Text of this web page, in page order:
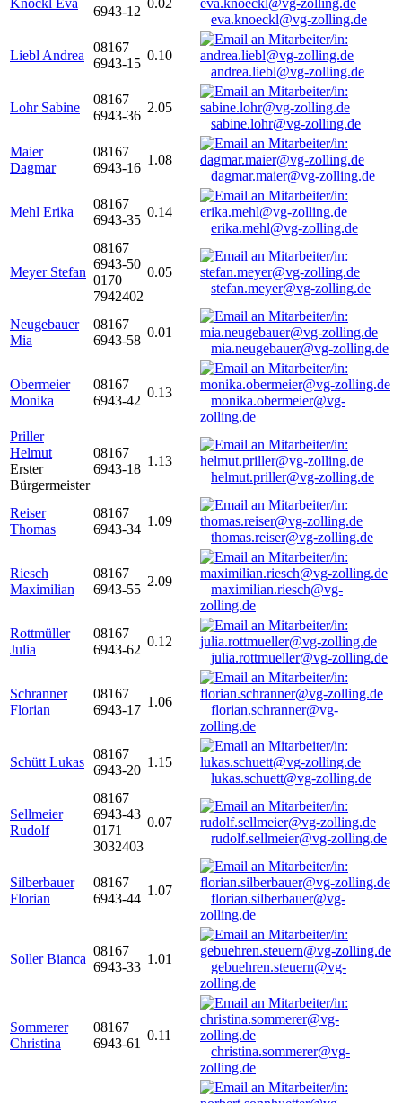
Knöckl Eva
6943-12
0.02
eva.knoeckl@vg-zolling.de
Liebl Andrea
08167
6943-15
0.10
andrea.liebl@vg-zolling.de
Lohr Sabine
08167
6943-36
2.05
sabine.lohr@vg-zolling.de
Maier
Dagmar
08167
6943-16
1.08
dagmar.maier@vg-zolling.de
Mehl Erika
08167
6943-35
0.14
erika.mehl@vg-zolling.de
Meyer Stefan
08167
6943-50
0170
7942402
0.05
stefan.meyer@vg-zolling.de
Neugebauer
Mia
08167
6943-58
0.01
mia.neugebauer@vg-zolling.de
Obermeier
Monika
08167
6943-42
0.13
monika.obermeier@vg-
zolling.de
Priller
Helmut
Erster
Bürgermeister
08167
6943-18
1.13
helmut.priller@vg-zolling.de
Reiser
Thomas
08167
6943-34
1.09
thomas.reiser@vg-zolling.de
Riesch
Maximilian
08167
6943-55
2.09
maximilian.riesch@vg-
zolling.de
Rottmüller
Julia
08167
6943-62
0.12
julia.rottmueller@vg-zolling.de
Schranner
Florian
08167
6943-17
1.06
florian.schranner@vg-
zolling.de
Schütt Lukas
08167
6943-20
1.15
lukas.schuett@vg-zolling.de
Sellmeier
Rudolf
08167
6943-43
0171
3032403
0.07
rudolf.sellmeier@vg-zolling.de
Silberbauer
Florian
08167
6943-44
1.07
florian.silberbauer@vg-
zolling.de
Soller Bianca
08167
6943-33
1.01
gebuehren.steuern@vg-
zolling.de
Sommerer
Christina
08167
6943-61
0.11
christina.sommerer@vg-
zolling.de